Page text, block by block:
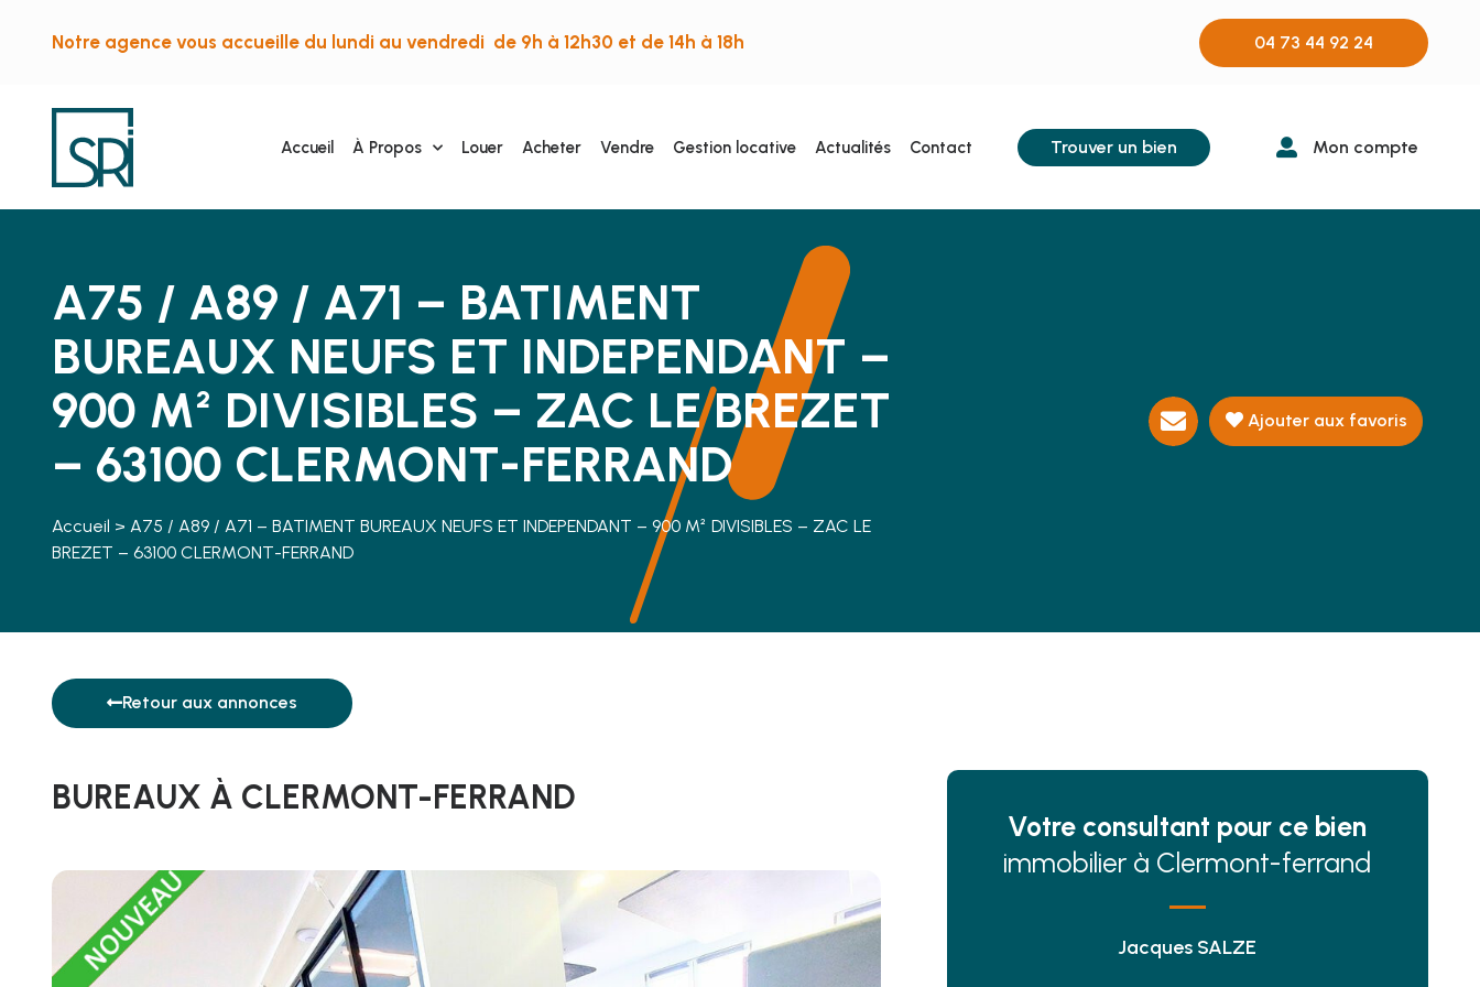
Notre agence vous accueille du lundi au vendredi de 9h à 12h30 et de 14h à 18h 04 73 44 92 24
Accueil À Propos Louer Acheter Vendre Gestion locative Actualités Contact Trouver un bien Mon compte
A75 / A89 / A71 – BATIMENT
BUREAUX NEUFS ET INDEPENDANT –
900 M² DIVISIBLES – ZAC LE BREZET
– 63100 CLERMONT-FERRAND
Accueil > A75 / A89 / A71 – BATIMENT BUREAUX NEUFS ET INDEPENDANT – 900 M² DIVISIBLES – ZAC LE
BREZET – 63100 CLERMONT-FERRAND
Ajouter aux favoris
Retour aux annonces
BUREAUX À CLERMONT-FERRAND
Votre consultant pour ce bien
immobilier à Clermont-ferrand
Jacques SALZE